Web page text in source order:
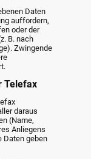
Daten
auffordern,
oder der
B. nach
Zwingende
Telefax
daraus
(Name,
Anliegens
Daten geben